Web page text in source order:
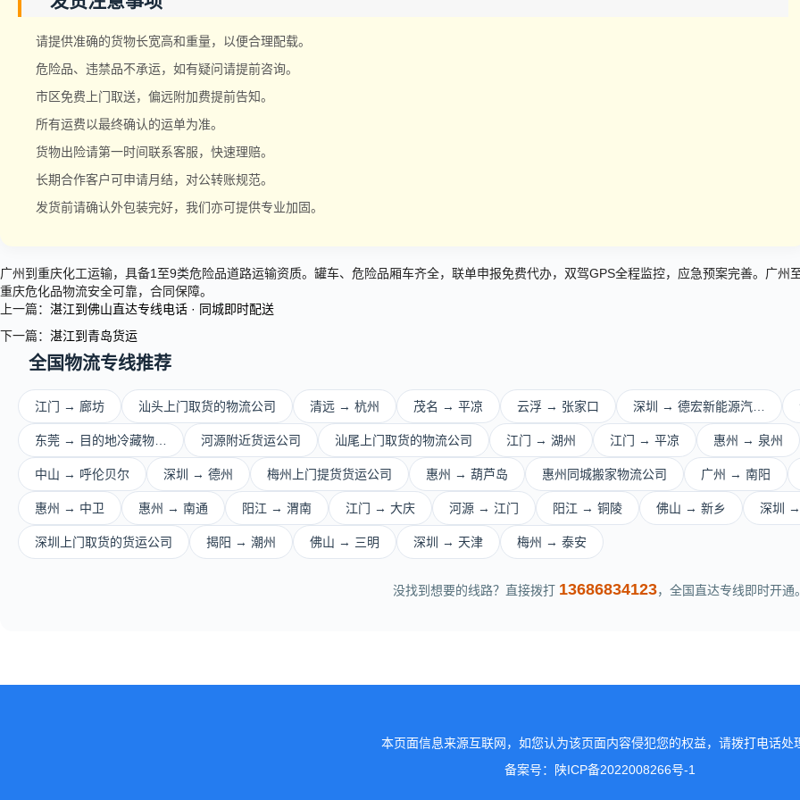
请提供准确的货物长宽高和重量，以便合理配载。
危险品、违禁品不承运，如有疑问请提前咨询。
市区免费上门取送，偏远附加费提前告知。
所有运费以最终确认的运单为准。
货物出险请第一时间联系客服，快速理赔。
长期合作客户可申请月结，对公转账规范。
发货前请确认外包装完好，我们亦可提供专业加固。
广州到重庆化工运输，具备1至9类危险品道路运输资质。罐车、危险品厢车齐全，联单申报免费代办，双驾GPS全程监控，应急预案完善。广州
重庆危化品物流安全可靠，合同保障。
上一篇： 湛江到佛山直达专线电话 · 同城即时配送
下一篇： 湛江到青岛货运
全国物流专线推荐
江门 → 廊坊 汕头上门取货的物流公司 清远 → 杭州 茂名 → 平凉 云浮 → 张家口 深圳 → 德宏新能源汽…
东莞 → 目的地冷藏物… 河源附近货运公司 汕尾上门取货的物流公司 江门 → 湖州 江门 → 平凉 惠州 → 泉州
中山 → 呼伦贝尔 深圳 → 德州 梅州上门提货货运公司 惠州 → 葫芦岛 惠州同城搬家物流公司 广州 → 南阳
惠州 → 中卫 惠州 → 南通 阳江 → 渭南 江门 → 大庆 河源 → 江门 阳江 → 铜陵 佛山 → 新乡 深圳
深圳上门取货的货运公司 揭阳 → 潮州 佛山 → 三明 深圳 → 天津 梅州 → 泰安
没找到想要的线路？直接拨打 13686834123，全国直达专线即时开通
本页面信息来源互联网，如您认为该页面内容侵犯您的权益，请拨打电话处
备案号：陕ICP备2022008266号-1